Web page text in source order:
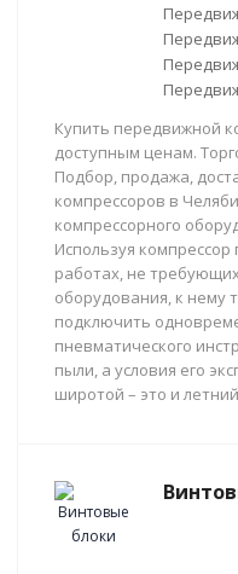
Купить передвижной
доступным ценам.
Подбор, продажа,
компрессоров в
компрессорного
Используя
работах, не
оборудования, к нему
подключить
пневматического
пыли, а условия его
широтой – это и